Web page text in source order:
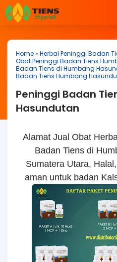
Home» Herbal Peninggi Badan
Obat Peninggi Badan Tiens
Badan Tiens di Humbang
Badan Tiens Humbang
Peninggi Badan
Hasundutan
Alamat Jual Obat
Badan Tiens di
Sumatera Utara,
aman untuk badan